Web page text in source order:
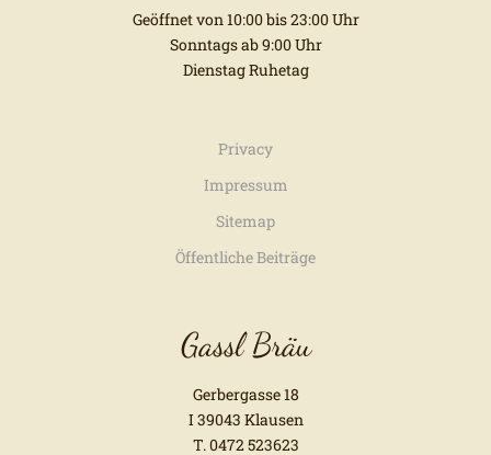
Geöffnet von 10:00 bis 23:00 Uhr
Sonntags ab 9:00 Uhr
Dienstag Ruhetag
Privacy
Impressum
Sitemap
Öffentliche Beiträge
Gassl Bräu
Gerbergasse 18
I 39043 Klausen
T. 0472 523623